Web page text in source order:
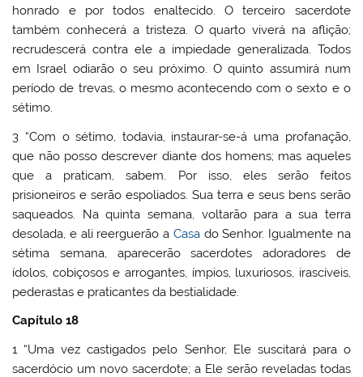
honrado e por todos enaltecido. O terceiro sacerdote
também conhecerá a tristeza. O quarto viverá na aflição;
recrudescerá contra ele a impiedade generalizada. Todos
em Israel odiarão o seu próximo. O quinto assumirá num
período de trevas, o mesmo acontecendo com o sexto e o
sétimo.
3 “Com o sétimo, todavia, instaurar-se-á uma profanação,
que não posso descrever diante dos homens; mas aqueles
que a praticam, sabem. Por isso, eles serão feitos
prisioneiros e serão espoliados. Sua terra e seus bens serão
saqueados. Na quinta semana, voltarão para a sua terra
desolada, e ali reerguerão a Casado Senhor. Igualmente na
sétima semana, aparecerão sacerdotes adoradores de
ídolos, cobiçosos e arrogantes, ímpios, luxuriosos, irascíveis,
pederastas e praticantes da bestialidade.
Capítulo 18
1 “Uma vez castigados pelo Senhor, Ele suscitará para o
sacerdócio um novo sacerdote; a Ele serão reveladas todas